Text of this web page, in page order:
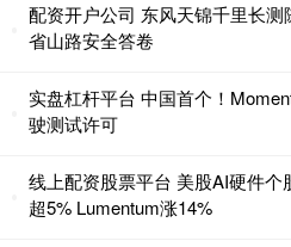
配资开户公司 东风天锦千里长
省山路安全答卷
实盘杠杆平台 中国首个！
驶测试许可
线上配资股票平台 美股AI硬件
超5% Lumentum涨14%